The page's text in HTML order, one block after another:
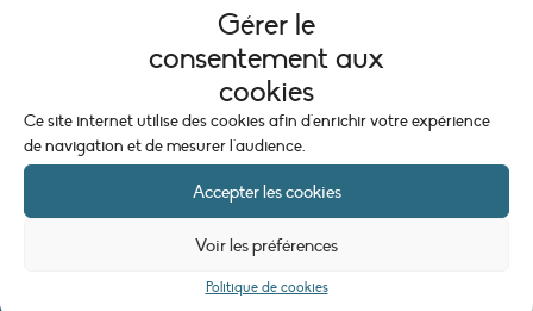
Gérer le
consentement aux
cookies
Ce site internet utilise des cookies afin d'enrichir votre expérience
de navigation et de mesurer l'audience.
Accepter les cookies
Voir les préférences
Politique de cookies
INFORMATIONS LÉGALES
Mentions légales
Politique de cookies (UE)